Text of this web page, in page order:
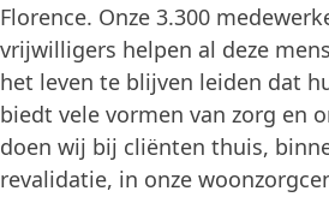
Florence. Onze 3.300
vrijwilligers helpen al deze
het leven te blijven leiden dat
biedt vele vormen van zorg en
doen wij bij cliënten thuis,
revalidatie, in onze